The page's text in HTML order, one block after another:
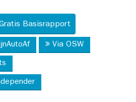
Basisrapport
Via OSW